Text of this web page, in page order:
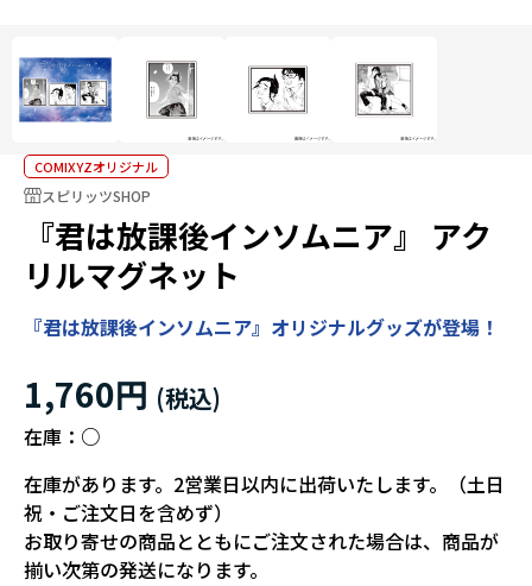
COMIXYZオリジナル
スピリッツSHOP
『君は放課後インソムニア』 アク
リルマグネット
『君は放課後インソムニア』オリジナルグッズが登場！
1,760円
在庫： ○
在庫があります。2営業日以内に出荷いたします。（土日
祝・ご注文日を含めず）
お取り寄せの商品とともにご注文された場合は、商品が
揃い次第の発送になります。